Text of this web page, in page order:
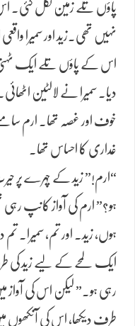
پاؤں تلے زمین نکل گئی۔ اس
نہیں تھی.زید اور سمیرا
اس کے پاؤں تلے ایک ٹہنی
دیا۔ سمیرا نے لالٹین
خوف اور غصہ تھا۔ ارم
غداری کا احساس تھا۔
“ارم!” زید کے چہرے پر
ہو؟” ارم کی آواز کانپ
ہوں، زید۔ اور تم، سمیرا۔
ایک لمحے کے لیے زید کی
رہی ہو۔” لیکن اس کی آواز
طرف دیکھا، اس کی